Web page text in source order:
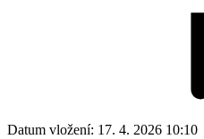
Datum vložení: 17. 4. 2026 10:10